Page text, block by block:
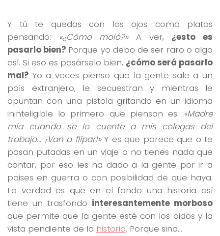
Y tú te quedas con los ojos como platos
pensando: «¿Cómo moló?»A ver, ¿esto es
pasarlo bien? Porque yo debo de ser raro o algo
así. Si eso es pasárselo bien, ¿cómo será pasarlo
mal? Yo a veces pienso que la gente sale a un
país extranjero, le secuestran y mientras le
apuntan con una pistola gritando en un idioma
ininteligible lo primero que piensan es: «Madre
mía cuando se lo cuente a mis colegas del
trabajo… ¡Van a flipar!»Y es que parece que o te
pasan putadas en un viaje o no tienes nada que
contar, por eso les ha dado a la gente por ir a
paises en guerra o con posibilidad de que haya.
La verdad es que en el fondo una historia así
tiene un trasfondo interesantemente morboso
que permite que la gente esté con los oidos y la
vista pendiente de la historia. Porque sino…